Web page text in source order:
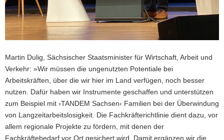
Martin Dulig, Sächsischer Staatsminister für Wirtschaft, Arbeit und
Verkehr: »Wir müssen die ungenutzten Potentiale bei
Arbeitskräften, über die wir hier im Land verfügen, noch besser
nutzen. Dafür haben wir Instrumente geschaffen und unterstützen
zum Beispiel mit ›TANDEM Sachsen‹ Familien bei der Überwindung
von Langzeitarbeitslosigkeit. Die Fachkräfterichtlinie dient dazu, vor
allem regionale Projekte zu fördern, mit denen der
Fachkräftebedarf vor Ort gesichert wird. Damit ergänzen wir die